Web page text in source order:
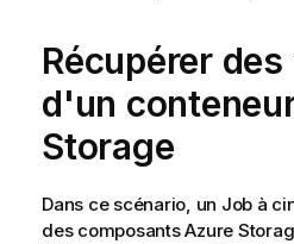
Récupérer
d'un
Storage
Dans ce scénario, un Job à
des composants Azure